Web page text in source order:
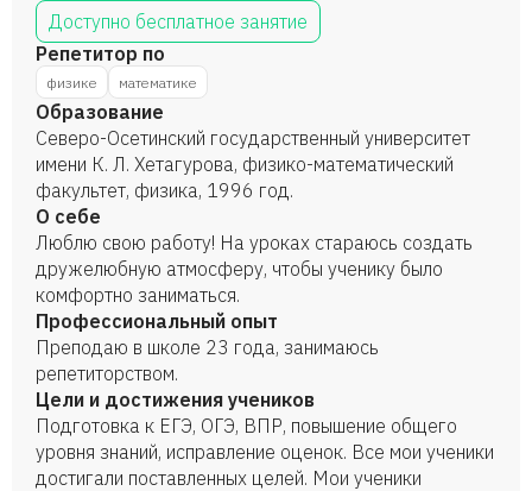
Доступно бесплатное занятие
Репетитор по
физике математике
Образование
Северо-Осетинский государственный университет
имени К. Л. Хетагурова, физико-математический
факультет, физика, 1996 год.
О себе
Люблю свою работу! На уроках стараюсь создать
дружелюбную атмосферу, чтобы ученику было
комфортно заниматься.
Профессиональный опыт
Преподаю в школе 23 года, занимаюсь
репетиторством.
Цели и достижения учеников
Подготовка к ЕГЭ, ОГЭ, ВПР, повышение общего
уровня знаний, исправление оценок. Все мои ученики
достигали поставленных целей. Мои ученики